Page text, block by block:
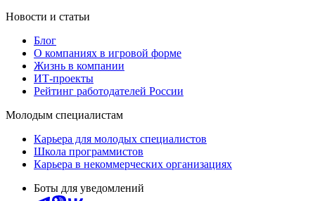
Новости и статьи
Блог
О компаниях в игровой форме
Жизнь в компании
ИТ-проекты
Рейтинг работодателей России
Молодым специалистам
Карьера для молодых специалистов
Школа программистов
Карьера в некоммерческих организациях
Боты для уведомлений